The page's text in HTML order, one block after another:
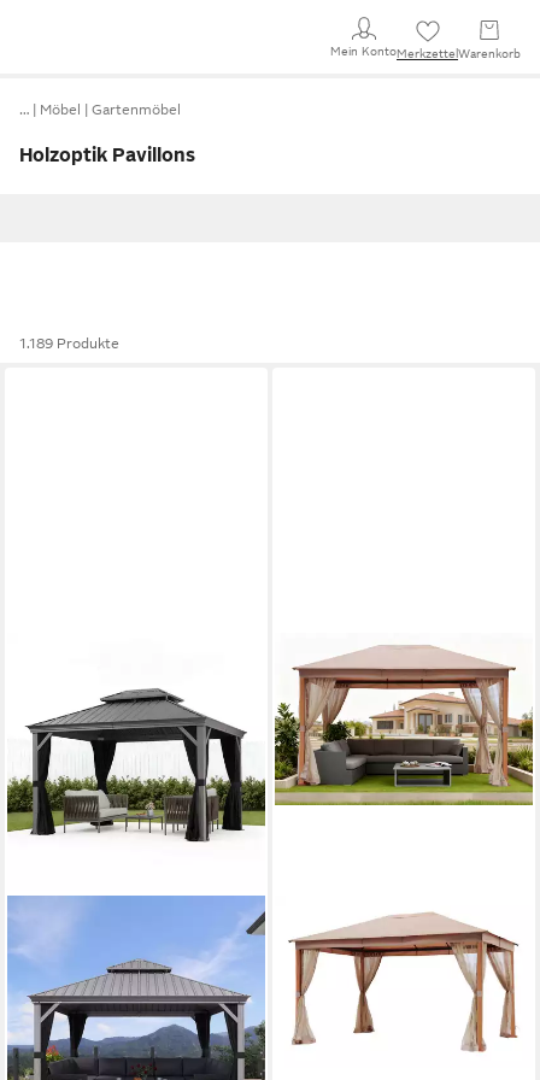
Mein KontoMerkzettel Warenkorb
… Möbel Gartenmöbel
Holzoptik Pavillons
1.189 Produkte